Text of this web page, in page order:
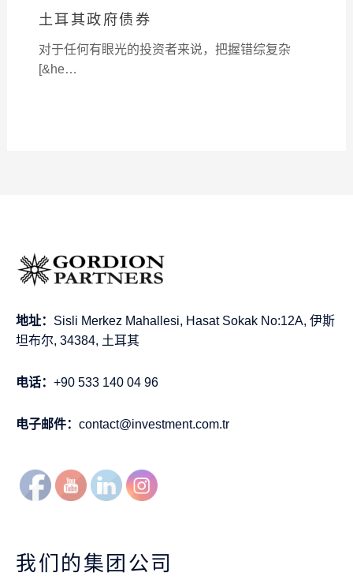
土耳其政府债券
对于任何有眼光的投资者来说，把握错综复杂
[&he…
地址： Sisli Merkez Mahallesi, Hasat Sokak No:12A, 伊斯
坦布尔, 34384, 土耳其
电话： +90 533 140 04 96
电子邮件： contact@investment.com.tr
我们的集团公司